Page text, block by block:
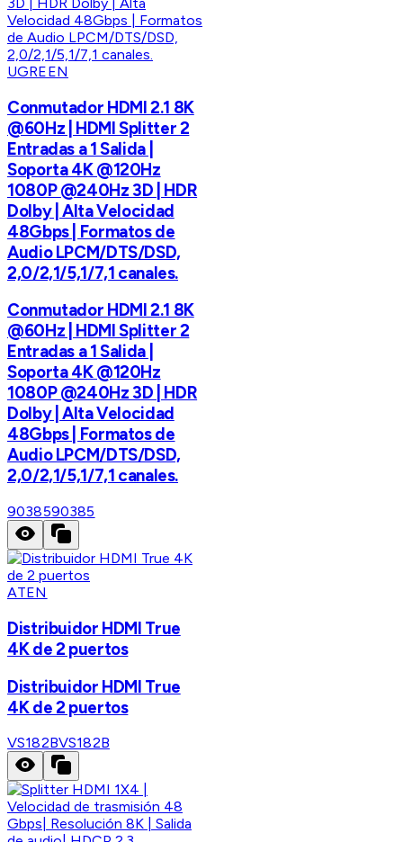
UGREEN
Conmutador HDMI 2.1 8K
@60Hz | HDMI Splitter 2
Entradas a 1 Salida |
Soporta 4K @120Hz
1080P @240Hz 3D | HDR
Dolby | Alta Velocidad
48Gbps | Formatos de
Audio LPCM/DTS/DSD,
2,0/2,1/5,1/7,1 canales.
Conmutador HDMI 2.1 8K
@60Hz | HDMI Splitter 2
Entradas a 1 Salida |
Soporta 4K @120Hz
1080P @240Hz 3D | HDR
Dolby | Alta Velocidad
48Gbps | Formatos de
Audio LPCM/DTS/DSD,
2,0/2,1/5,1/7,1 canales.
9038590385
ATEN
Distribuidor HDMI True
4K de 2 puertos
Distribuidor HDMI True
4K de 2 puertos
VS182BVS182B